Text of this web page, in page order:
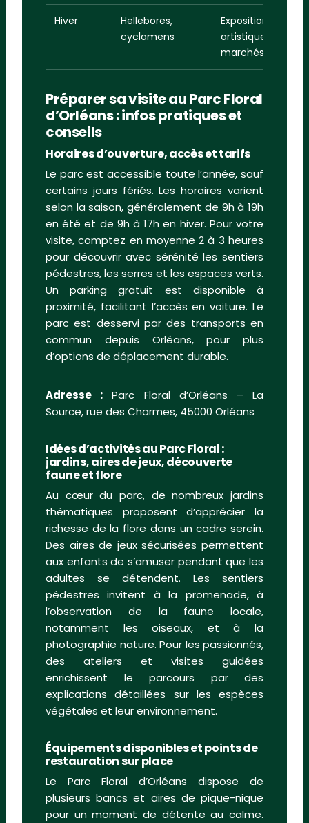
Hiver
Hellebores,
cyclamens
Expositions
artistiques,
marchés de Noël
Préparer sa visite au Parc Floral
d’Orléans : infos pratiques et
conseils
Horaires d’ouverture, accès et tarifs
Le parc est accessible toute l’année, sauf
certains jours fériés. Les horaires varient
selon la saison, généralement de 9h à 19h
en été et de 9h à 17h en hiver. Pour votre
visite, comptez en moyenne 2 à 3 heures
pour découvrir avec sérénité les sentiers
pédestres, les serres et les espaces verts.
Un parking gratuit est disponible à
proximité, facilitant l’accès en voiture. Le
parc est desservi par des transports en
commun depuis Orléans, pour plus
d’options de déplacement durable.
Adresse : Parc Floral d’Orléans – La
Source, rue des Charmes, 45000 Orléans
Idées d’activités au Parc Floral :
jardins, aires de jeux, découverte
faune et flore
Au cœur du parc, de nombreux jardins
thématiques proposent d’apprécier la
richesse de la flore dans un cadre serein.
Des aires de jeux sécurisées permettent
aux enfants de s’amuser pendant que les
adultes se détendent. Les sentiers
pédestres invitent à la promenade, à
l’observation de la faune locale,
notamment les oiseaux, et à la
photographie nature. Pour les passionnés,
des ateliers et visites guidées
enrichissent le parcours par des
explications détaillées sur les espèces
végétales et leur environnement.
Équipements disponibles et points de
restauration sur place
Le Parc Floral d’Orléans dispose de
plusieurs bancs et aires de pique-nique
pour un moment de détente au calme.